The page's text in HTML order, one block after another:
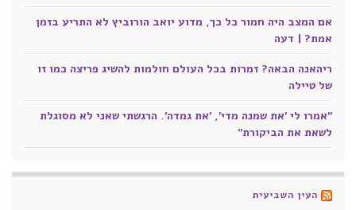
אם המצב היה חמור כל כך, מדוע יואב הורוביץ לא התריע בזמן
אמת? | דעה
ריהאנה הבאה? זמרות בכל העולם חולמות להשיג פריצה כמו זו
של טיילה
"אמרו לי 'את שמנה מדי', 'את גמדה'. הרגשתי שאני לא מסוגלת
לשאת את הביקורת"
העין השביעית